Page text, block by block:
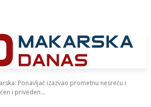
Ponavljač izazvao prometnu nesreću i
i priveden...